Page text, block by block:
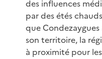
des influences
par des étés
que
son territoire, la
à proximité pour